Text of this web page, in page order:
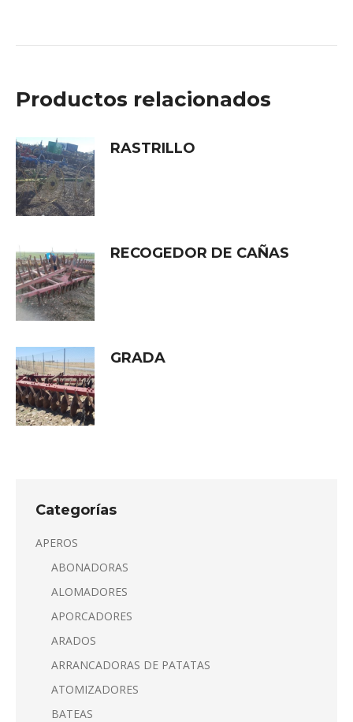
Productos relacionados
RASTRILLO
RECOGEDOR DE CAÑAS
GRADA
Categorías
APEROS
ABONADORAS
ALOMADORES
APORCADORES
ARADOS
ARRANCADORAS DE PATATAS
ATOMIZADORES
BATEAS